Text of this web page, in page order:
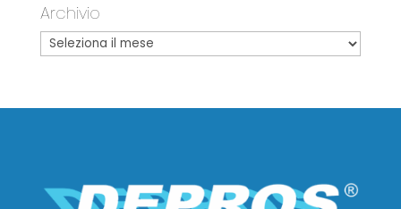
Archivio